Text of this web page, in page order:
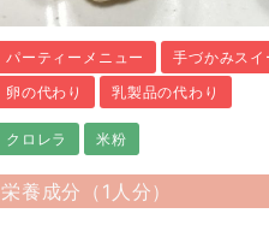
パーティーメニュー 手づかみスイ
卵の代わり
乳製品の代わり
クロレラ 米粉
栄養成分（1人分）